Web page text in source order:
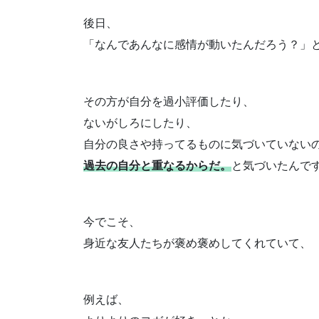
後日、
「なんであんなに感情が動いたんだろう？」
その方が自分を過小評価したり、
ないがしろにしたり、
自分の良さや持ってるものに気づいていない
過去の自分と重なるからだ。と気づいたんで
今でこそ、
身近な友人たちが褒め褒めしてくれていて、
例えば、